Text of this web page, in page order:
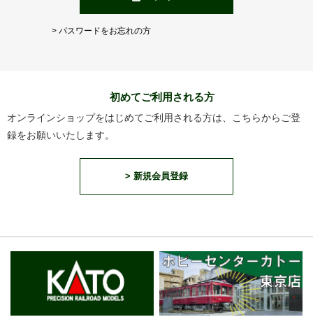
> パスワードをお忘れの方
初めてご利用される方
オンラインショップをはじめてご利用される方は、こちらからご登
録をお願いいたします。
> 新規会員登録